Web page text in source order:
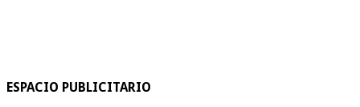
ESPACIO PUBLICITARIO